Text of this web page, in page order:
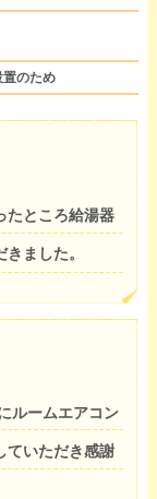
置のため
たところ給湯器
ました。
ルームエアコン
ていただき感謝